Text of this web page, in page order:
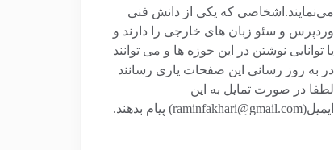
می‌نمایند.اشخاصی که یکی از دانش فنی
وردپرس و سئو زبان های خارجی را دارند و
یا توانایی نوشتن در این حوزه ها و می توانند
در به روز رسانی این صفحات یاری رسانند
لطفا در صورت تمایل به این
ایمیل(raminfakhari@gmail.com) پیام بدهند.